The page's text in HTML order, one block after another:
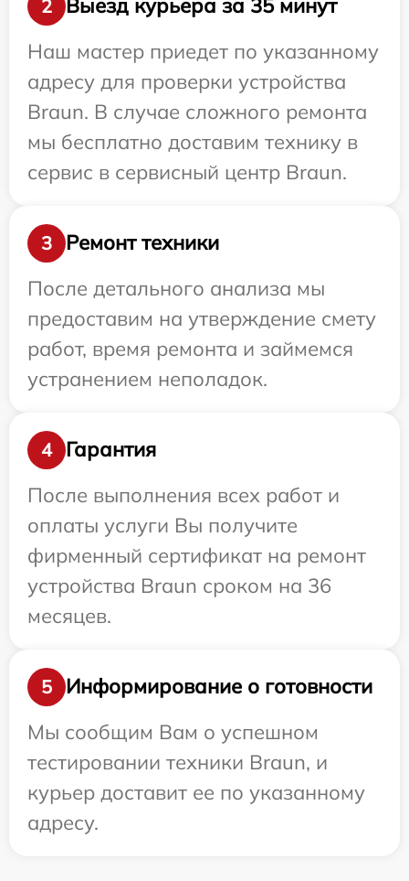
2
Выезд курьера за 35 минут
Наш мастер приедет по указанному
адресу для проверки устройства
Braun. В случае сложного ремонта
мы бесплатно доставим технику в
сервис в сервисный центр Braun.
3
Ремонт техники
После детального анализа мы
предоставим на утверждение смету
работ, время ремонта и займемся
устранением неполадок.
4
Гарантия
После выполнения всех работ и
оплаты услуги Вы получите
фирменный сертификат на ремонт
устройства Braun сроком на 36
месяцев.
5
Информирование о готовности
Мы сообщим Вам о успешном
тестировании техники Braun, и
курьер доставит ее по указанному
адресу.